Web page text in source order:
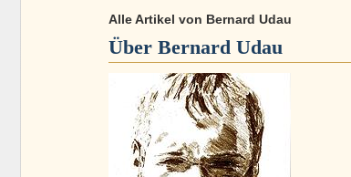
Alle Artikel von Bernard Udau
Über Bernard Udau